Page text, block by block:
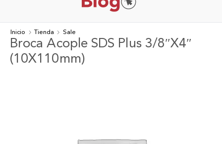
Inicio Tienda Sale
Broca Acople SDS Plus 3/8″X4″
(10X110mm)